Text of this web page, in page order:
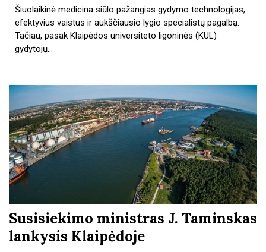
Šiuolaikinė medicina siūlo pažangias gydymo technologijas,
efektyvius vaistus ir aukščiausio lygio specialistų pagalbą.
Tačiau, pasak Klaipėdos universiteto ligoninės (KUL)
gydytojų…
Susisiekimo ministras J. Taminskas
lankysis Klaipėdoje